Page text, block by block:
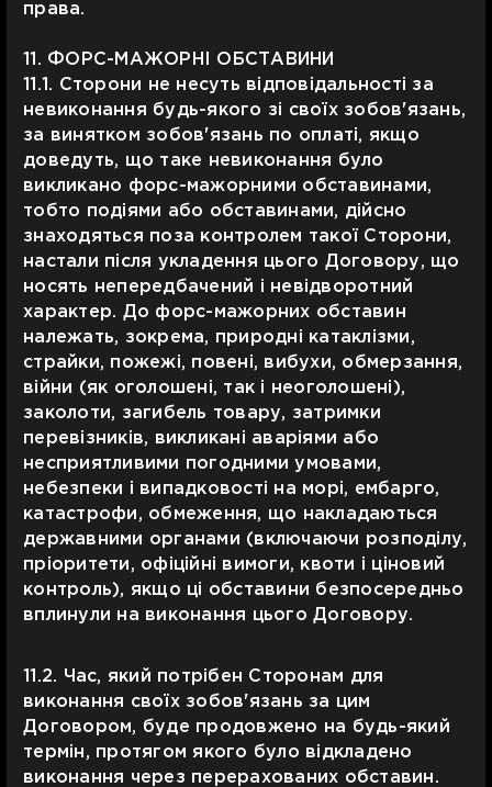
права.
11. ФОРС-МАЖОРНІ ОБСТАВИНИ
11.1. Сторони не несуть відповідальності за
невиконання будь-якого зі своїх зобов'язань,
за винятком зобов'язань по оплаті, якщо
доведуть, що таке невиконання було
викликано форс-мажорними обставинами,
тобто подіями або обставинами, дійсно
знаходяться поза контролем такої Сторони,
настали після укладення цього Договору, що
носять непередбачений і невідворотний
характер. До форс-мажорних обставин
належать, зокрема, природні катаклізми,
страйки, пожежі, повені, вибухи, обмерзання,
війни (як оголошені, так і неоголошені),
заколоти, загибель товару, затримки
перевізників, викликані аваріями або
несприятливими погодними умовами,
небезпеки і випадковості на морі, ембарго,
катастрофи, обмеження, що накладаються
державними органами (включаючи розподілу,
пріоритети, офіційні вимоги, квоти і ціновий
контроль), якщо ці обставини безпосередньо
вплинули на виконання цього Договору.
11.2. Час, який потрібен Сторонам для
виконання своїх зобов'язань за цим
Договором, буде продовжено на будь-який
термін, протягом якого було відкладено
виконання через перерахованих обставин.